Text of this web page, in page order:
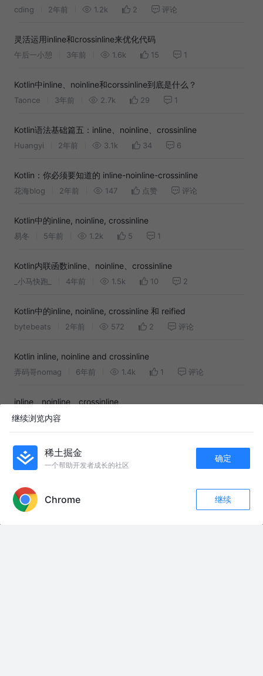
48
cding 2年前 1.2k 2 评论
灵活运用inline和crossinline来优化代码
午后一小憩 3年前 1.6k 15 1
Kotlin中inline、noinline和corssinline到底是什么？
Taonce 3年前 2.7k 29 1
Kotlin语法基础篇五：inline、noinline、crossinline
Huangyi 2年前 3.1k 34 6
Kotlin：你必须要知道的 inline-noinline-crossinline
花海blog 2年前 147 点赞 评论
Kotlin中的inline, noinline, crossinline
易冬 5年前 1.2k 5 1
Kotlin内联函数inline、noinline、crossinline
_小马快跑_ 4年前 1.5k 10 2
Kotlin中的inline, noinline, crossinline 和 reified
bytebeats 2年前 572 2 评论
Kotlin inline, noinline and crossinline
弄码哥nomag 6年前 1.4k 1 评论
inline、noinline、crossinline
DashingQi
Kotlin高阶函数、扩展函数、内联函数小笔记(inline、
crossinline、noinline)
xiangcman 6年前 4.2k
Kotlin inline内联函数
linpopopo
继续浏览内容
稀土掘金
一个帮助开发者成长的社区
确定
Chrome 继续